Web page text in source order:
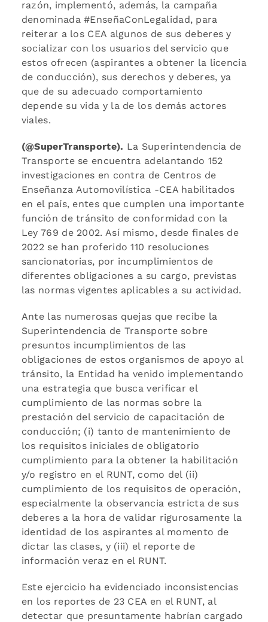
razón, implementó, además, la campaña
denominada #EnseñaConLegalidad, para
reiterar a los CEA algunos de sus deberes y
socializar con los usuarios del servicio que
estos ofrecen (aspirantes a obtener la licencia
de conducción), sus derechos y deberes, ya
que de su adecuado comportamiento
depende su vida y la de los demás actores
viales.
(@SuperTransporte). La Superintendencia de
Transporte se encuentra adelantando 152
investigaciones en contra de Centros de
Enseñanza Automovilística -CEA habilitados
en el país, entes que cumplen una importante
función de tránsito de conformidad con la
Ley 769 de 2002. Así mismo, desde finales de
2022 se han proferido 110 resoluciones
sancionatorias, por incumplimientos de
diferentes obligaciones a su cargo, previstas
las normas vigentes aplicables a su actividad.
Ante las numerosas quejas que recibe la
Superintendencia de Transporte sobre
presuntos incumplimientos de las
obligaciones de estos organismos de apoyo al
tránsito, la Entidad ha venido implementando
una estrategia que busca verificar el
cumplimiento de las normas sobre la
prestación del servicio de capacitación de
conducción; (i) tanto de mantenimiento de
los requisitos iniciales de obligatorio
cumplimiento para la obtener la habilitación
y/o registro en el RUNT, como del (ii)
cumplimiento de los requisitos de operación,
especialmente la observancia estricta de sus
deberes a la hora de validar rigurosamente la
identidad de los aspirantes al momento de
dictar las clases, y (iii) el reporte de
información veraz en el RUNT.
Este ejercicio ha evidenciado inconsistencias
en los reportes de 23 CEA en el RUNT, al
detectar que presuntamente habrían cargado